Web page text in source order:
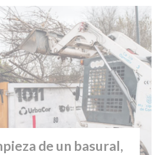
de un basural,